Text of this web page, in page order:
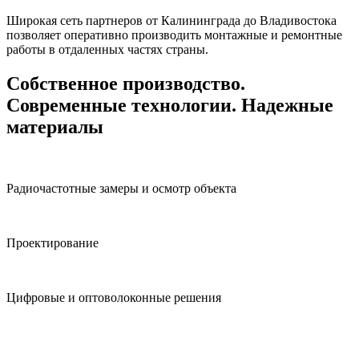
Широкая сеть партнеров от Калининграда до Владивостока
позволяет оперативно производить монтажные и ремонтные
работы в отдаленных частях страны.
Собственное производство.
Современные технологии. Надежные
материалы
Радиочастотные замеры и осмотр объекта
Проектирование
Цифровые и оптоволоконные решения